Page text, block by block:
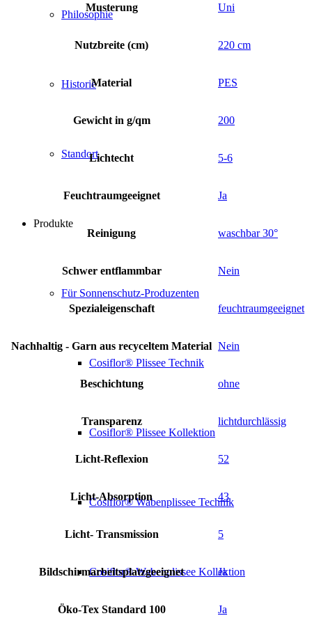
Philosophie
Historie
Standort
Produkte
Für Sonnenschutz-Produzenten
Cosiflor® Plissee Technik
Cosiflor® Plissee Kollektion
Cosiflor® Wabenplissee Technik
Cosiflor® Wabenplissee Kollektion
Musterung Uni
Nutzbreite (cm) 220 cm
Material PES
Gewicht in g/qm 200
Lichtecht 5-6
Feuchtraumgeeignet Ja
Reinigung waschbar 30°
Schwer entflammbar Nein
Spezialeigenschaft feuchtraumgeeignet
Nachhaltig - Garn aus recyceltem Material Nein
Beschichtung ohne
Transparenz lichtdurchlässig
Licht-Reflexion 52
Licht-Absorption 43
Licht- Transmission 5
Bildschirmarbeitsplatzgeeignet Ja
Öko-Tex Standard 100 Ja